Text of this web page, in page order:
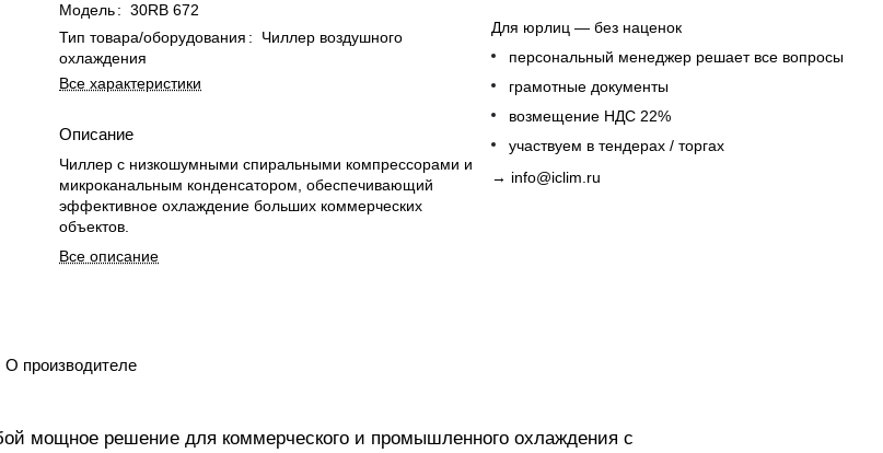
Модель: 30RB 672
Тип товара/оборудования :
Чиллер воздушного
охлаждения
Все характеристики
Описание
Чиллер с низкошумными спиральными компрессорами и
микроканальным конденсатором, обеспечивающий
эффективное охлаждение больших коммерческих
объектов.
Все описание
Для юрлиц — без наценок
персональный менеджер решает все вопросы
грамотные документы
возмещение НДС 22%
участвуем в тендерах / торгах
→ info@iclim.ru
О производителе
мощное решение для коммерческого и промышленного охлаждения с